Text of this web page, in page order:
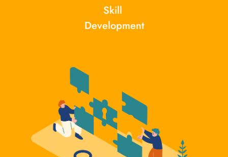
Skill
Development